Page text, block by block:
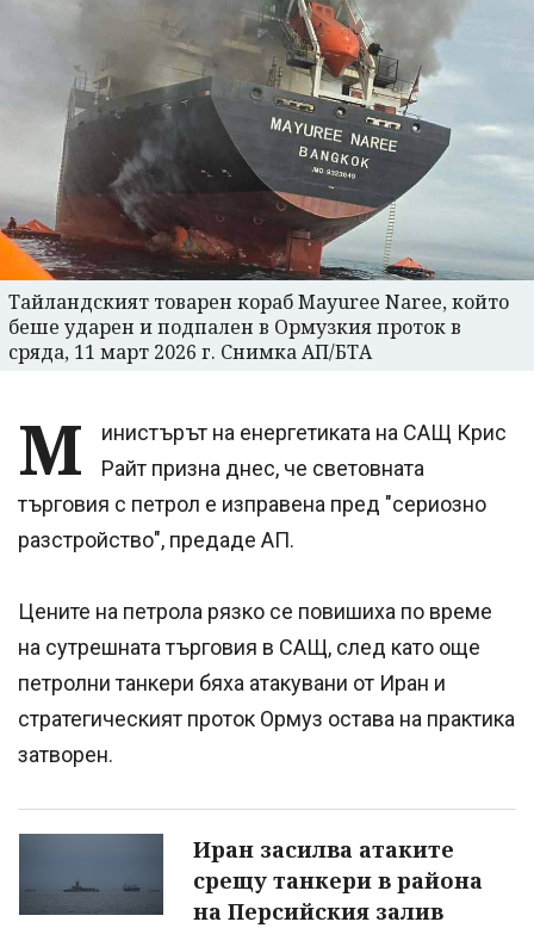
Тайландският товарен кораб Mayuree Naree, който
беше ударен и подпален в Ормузкия проток в
сряда, 11 март 2026 г. Снимка АП/БТА
М
инистърът на енергетиката на САЩ Крис
Райт призна днес, че световната
търговия с петрол е изправена пред "сериозно
разстройство", предаде АП.
Цените на петрола рязко се повишиха по време
на сутрешната търговия в САЩ, след като още
петролни танкери бяха атакувани от Иран и
стратегическият проток Ормуз остава на практика
затворен.
Иран засилва атаките
срещу танкери в района
на Персийския залив